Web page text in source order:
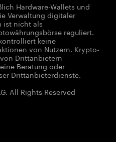
Hardware-Wallets und
Verwaltung digitaler
ist nicht als
reguliert.
keine
von Nutzern. Krypto-
Drittanbietern
Beratung oder
Drittanbieterdienste.